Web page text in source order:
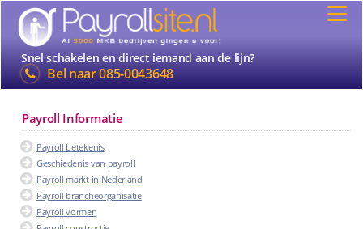
Snel schakelen en direct iemand aan de lijn?
Bel naar085-0043648
Payroll Informatie
Payroll betekenis
Geschiedenis van payroll
Payroll markt in Nederland
Payroll brancheorganisatie
Payroll vormen